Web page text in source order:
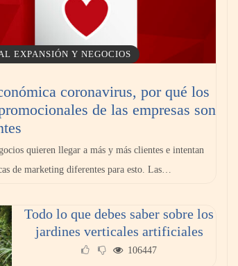
EXPANSIÓN Y NEGOCIOS
coronavirus, por qué los
de las empresas son
quieren llegar a más y más clientes e intentan
de marketing diferentes para esto. Las…
Todo lo que debes saber sobre los
jardines verticales artificiales
106447